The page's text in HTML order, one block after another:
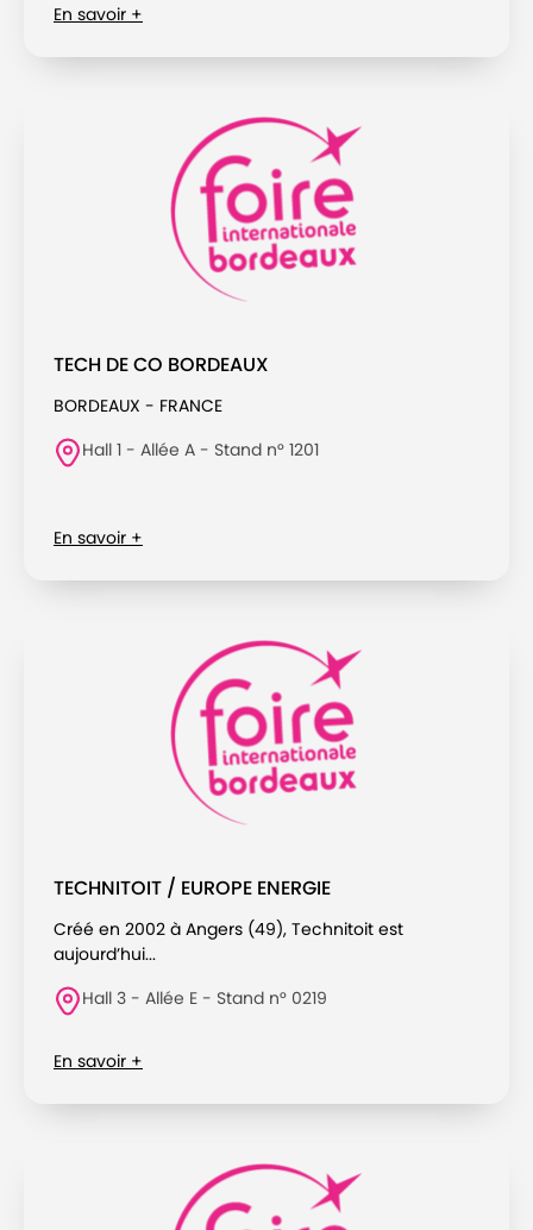
En savoir +
TECH DE CO BORDEAUX
BORDEAUX - FRANCE
Hall 1 - Allée A - Stand n° 1201
En savoir +
TECHNITOIT / EUROPE ENERGIE
Créé en 2002 à Angers (49), Technitoit est
aujourd’hui...
Hall 3 - Allée E - Stand n° 0219
En savoir +